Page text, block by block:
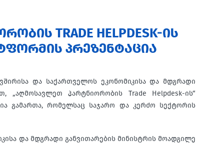
TRADE HELPDESK-ᲘᲡ
ᲞᲠᲔᲖᲔᲜᲢᲐᲪᲘᲐ
და საქართველოს ეკონომიკისა და მდგრადი
„აღმოსავლეთ პარტნიორობის Trade Helpdesk-ის“
გამართა, რომელსაც საჯარო და კერძო სექტორის
და მდგრადი განვითარების მინისტრის მოადგილე